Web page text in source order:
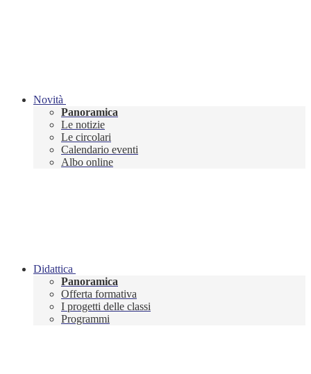
Novità
Panoramica
Le notizie
Le circolari
Calendario eventi
Albo online
Didattica
Panoramica
Offerta formativa
I progetti delle classi
Programmi